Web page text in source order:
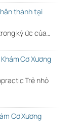
thành tại
ký ức của…
Cơ Xương
Trẻ nhỏ
Cơ Xương